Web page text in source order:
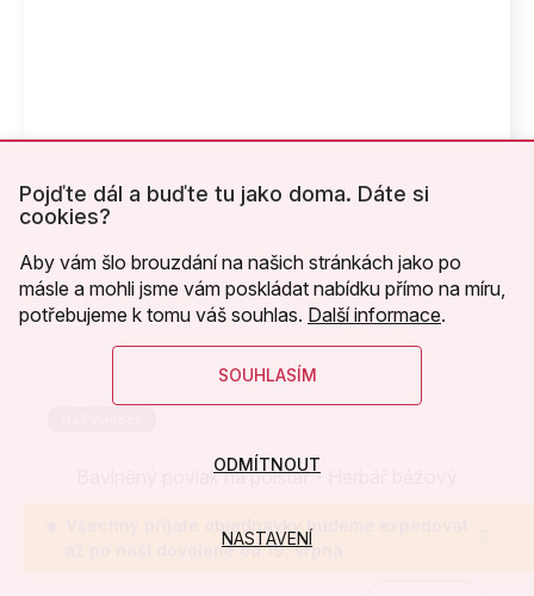
Pojďte dál a buďte tu jako doma. Dáte si
cookies?
Aby vám šlo brouzdání na našich stránkách jako po
másle a mohli jsme vám poskládat nabídku přímo na míru,
potřebujeme k tomu váš souhlas. Další informace.
SOUHLASÍM
NASTAVENÍ
ODMÍTNOUT
Všechny přijaté objednávky budeme expedovat
až po naší dovolené od 19. srpna
Bavlněný povlak na polštář - Herbář béžový
momentálně nedostupné - látka je v tisku, můžete si